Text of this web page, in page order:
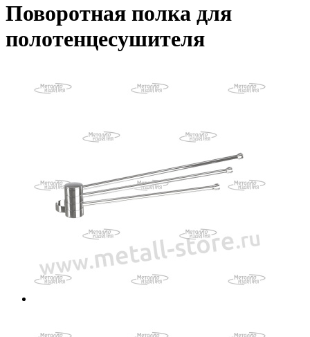
Поворотная полка для
полотенцесушителя